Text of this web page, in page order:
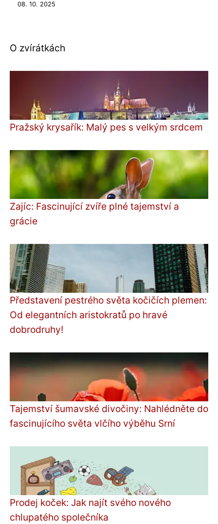
08. 10. 2025
O zvírátkách
Pražský krysařík: Malý pes s velkým srdcem
Zajíc: Fascinující zvíře plné tajemství a
grácie
Představení pestrého světa kočičích plemen:
Od elegantních aristokratů po hravé
dobrodruhy!
Tajemství šumavské divočiny: Nahlédněte do
fascinujícího světa vlčího výběhu Srní
Prodej koček: Jak najít svého nového
chlupatého společníka